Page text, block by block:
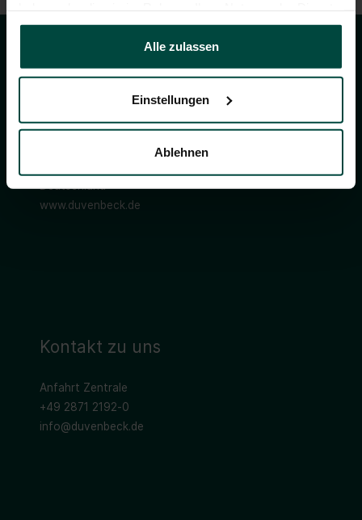
gesammelt haben.
Alle zulassen
Einstellungen
Ablehnen
DUVENBECK Zentrale
Deutschland
www.duvenbeck.de
Kontakt zu uns
Anfahrt Zentrale
+49 2871 2192-0
info@duvenbeck.de